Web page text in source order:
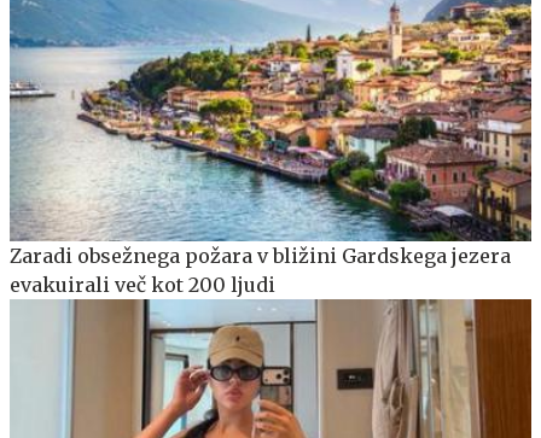
Zaradi obsežnega požara v bližini Gardskega jezera
evakuirali več kot 200 ljudi